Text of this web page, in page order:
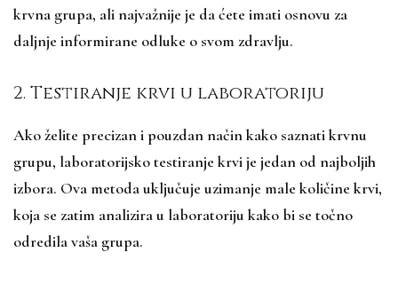
krvna grupa, ali najvažnije je da ćete imati osnovu za
daljnje informirane odluke o svom zdravlju.
2. Testiranje krvi u laboratoriju
Ako želite precizan i pouzdan način kako saznati krvnu
grupu, laboratorijsko testiranje krvi je jedan od najboljih
izbora. Ova metoda uključuje uzimanje male količine krvi,
koja se zatim analizira u laboratoriju kako bi se točno
odredila vaša grupa.